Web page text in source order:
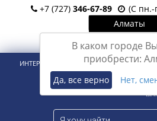
+7 (727) 346-67-89
(С пн.-
Алматы
В каком городе
приобрести:
Да, все верно Нет,
Вход
ИНТЕРНЕТ-МАГАЗИН ДЛЯ РОЗНИЧНЫХ И